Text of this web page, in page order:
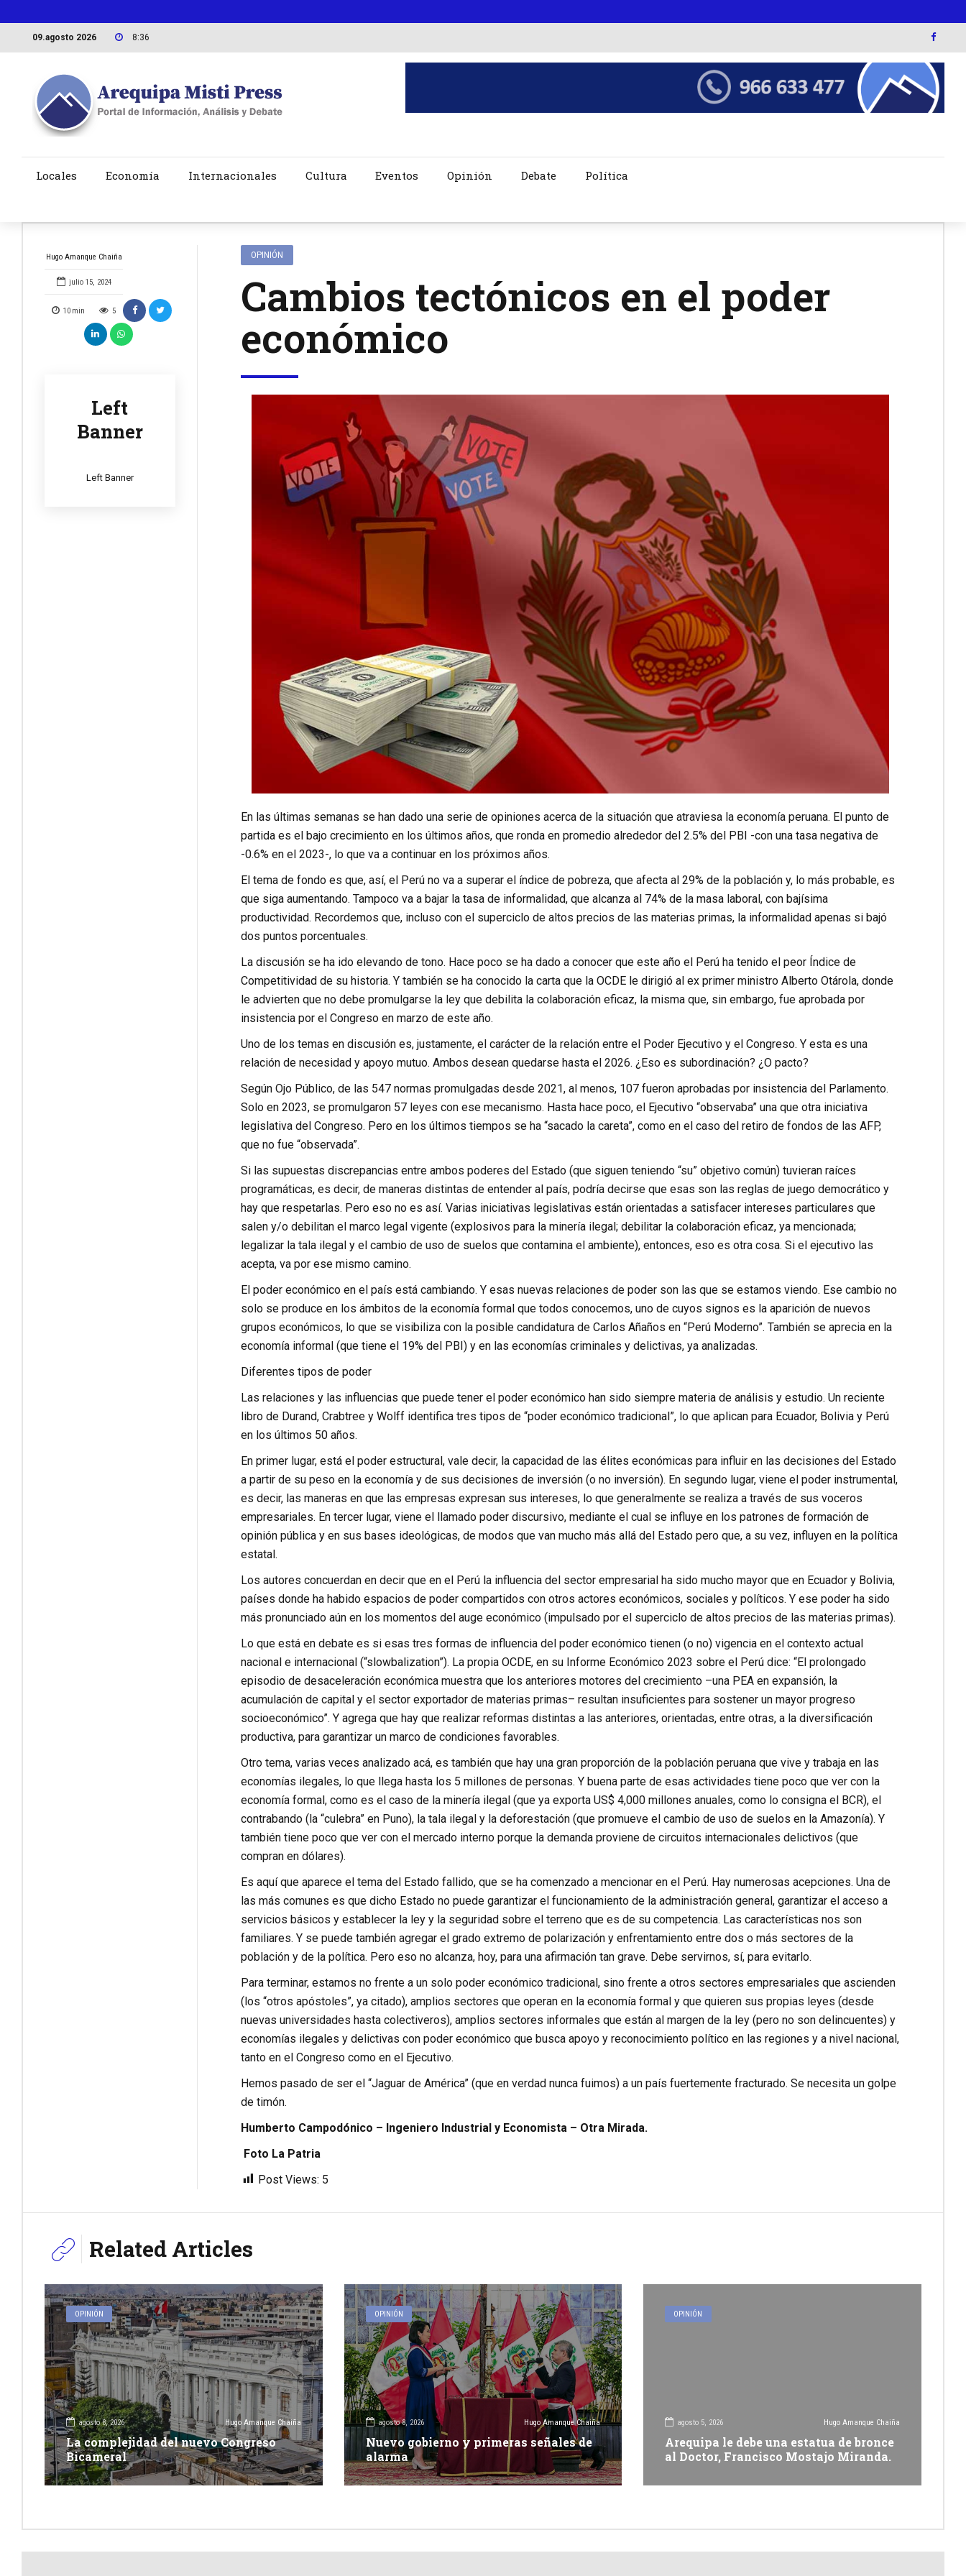
09.agosto 2026 8:36
Locales Economía Internacionales Cultura Eventos Opinión Debate Política
Hugo Amanque Chaiña
julio 15, 2024
10 min 5
Left
Banner
Left Banner
OPINIÓN
Cambios tectónicos en el poder
económico
En las últimas semanas se han dado una serie de opiniones acerca de la situación que atraviesa la economía peruana. El punto de
partida es el bajo crecimiento en los últimos años, que ronda en promedio alrededor del 2.5% del PBI -con una tasa negativa de
-0.6% en el 2023-, lo que va a continuar en los próximos años.
El tema de fondo es que, así, el Perú no va a superar el índice de pobreza, que afecta al 29% de la población y, lo más probable, es
que siga aumentando. Tampoco va a bajar la tasa de informalidad, que alcanza al 74% de la masa laboral, con bajísima
productividad. Recordemos que, incluso con el superciclo de altos precios de las materias primas, la informalidad apenas si bajó
dos puntos porcentuales.
La discusión se ha ido elevando de tono. Hace poco se ha dado a conocer que este año el Perú ha tenido el peor Índice de
Competitividad de su historia. Y también se ha conocido la carta que la OCDE le dirigió al ex primer ministro Alberto Otárola, donde
le advierten que no debe promulgarse la ley que debilita la colaboración eficaz, la misma que, sin embargo, fue aprobada por
insistencia por el Congreso en marzo de este año.
Uno de los temas en discusión es, justamente, el carácter de la relación entre el Poder Ejecutivo y el Congreso. Y esta es una
relación de necesidad y apoyo mutuo. Ambos desean quedarse hasta el 2026. ¿Eso es subordinación? ¿O pacto?
Según Ojo Público, de las 547 normas promulgadas desde 2021, al menos, 107 fueron aprobadas por insistencia del Parlamento.
Solo en 2023, se promulgaron 57 leyes con ese mecanismo. Hasta hace poco, el Ejecutivo “observaba” una que otra iniciativa
legislativa del Congreso. Pero en los últimos tiempos se ha “sacado la careta”, como en el caso del retiro de fondos de las AFP,
que no fue “observada”.
Si las supuestas discrepancias entre ambos poderes del Estado (que siguen teniendo “su” objetivo común) tuvieran raíces
programáticas, es decir, de maneras distintas de entender al país, podría decirse que esas son las reglas de juego democrático y
hay que respetarlas. Pero eso no es así. Varias iniciativas legislativas están orientadas a satisfacer intereses particulares que
salen y/o debilitan el marco legal vigente (explosivos para la minería ilegal; debilitar la colaboración eficaz, ya mencionada;
legalizar la tala ilegal y el cambio de uso de suelos que contamina el ambiente), entonces, eso es otra cosa. Si el ejecutivo las
acepta, va por ese mismo camino.
El poder económico en el país está cambiando. Y esas nuevas relaciones de poder son las que se estamos viendo. Ese cambio no
solo se produce en los ámbitos de la economía formal que todos conocemos, uno de cuyos signos es la aparición de nuevos
grupos económicos, lo que se visibiliza con la posible candidatura de Carlos Añaños en “Perú Moderno”. También se aprecia en la
economía informal (que tiene el 19% del PBI) y en las economías criminales y delictivas, ya analizadas.
Diferentes tipos de poder
Las relaciones y las influencias que puede tener el poder económico han sido siempre materia de análisis y estudio. Un reciente
libro de Durand, Crabtree y Wolff identifica tres tipos de “poder económico tradicional”, lo que aplican para Ecuador, Bolivia y Perú
en los últimos 50 años.
En primer lugar, está el poder estructural, vale decir, la capacidad de las élites económicas para influir en las decisiones del Estado
a partir de su peso en la economía y de sus decisiones de inversión (o no inversión). En segundo lugar, viene el poder instrumental,
es decir, las maneras en que las empresas expresan sus intereses, lo que generalmente se realiza a través de sus voceros
empresariales. En tercer lugar, viene el llamado poder discursivo, mediante el cual se influye en los patrones de formación de
opinión pública y en sus bases ideológicas, de modos que van mucho más allá del Estado pero que, a su vez, influyen en la política
estatal.
Los autores concuerdan en decir que en el Perú la influencia del sector empresarial ha sido mucho mayor que en Ecuador y Bolivia,
países donde ha habido espacios de poder compartidos con otros actores económicos, sociales y políticos. Y ese poder ha sido
más pronunciado aún en los momentos del auge económico (impulsado por el superciclo de altos precios de las materias primas).
Lo que está en debate es si esas tres formas de influencia del poder económico tienen (o no) vigencia en el contexto actual
nacional e internacional (“slowbalization”). La propia OCDE, en su Informe Económico 2023 sobre el Perú dice: “El prolongado
episodio de desaceleración económica muestra que los anteriores motores del crecimiento –una PEA en expansión, la
acumulación de capital y el sector exportador de materias primas– resultan insuficientes para sostener un mayor progreso
socioeconómico”. Y agrega que hay que realizar reformas distintas a las anteriores, orientadas, entre otras, a la diversificación
productiva, para garantizar un marco de condiciones favorables.
Otro tema, varias veces analizado acá, es también que hay una gran proporción de la población peruana que vive y trabaja en las
economías ilegales, lo que llega hasta los 5 millones de personas. Y buena parte de esas actividades tiene poco que ver con la
economía formal, como es el caso de la minería ilegal (que ya exporta US$ 4,000 millones anuales, como lo consigna el BCR), el
contrabando (la “culebra” en Puno), la tala ilegal y la deforestación (que promueve el cambio de uso de suelos en la Amazonía). Y
también tiene poco que ver con el mercado interno porque la demanda proviene de circuitos internacionales delictivos (que
compran en dólares).
Es aquí que aparece el tema del Estado fallido, que se ha comenzado a mencionar en el Perú. Hay numerosas acepciones. Una de
las más comunes es que dicho Estado no puede garantizar el funcionamiento de la administración general, garantizar el acceso a
servicios básicos y establecer la ley y la seguridad sobre el terreno que es de su competencia. Las características nos son
familiares. Y se puede también agregar el grado extremo de polarización y enfrentamiento entre dos o más sectores de la
población y de la política. Pero eso no alcanza, hoy, para una afirmación tan grave. Debe servirnos, sí, para evitarlo.
Para terminar, estamos no frente a un solo poder económico tradicional, sino frente a otros sectores empresariales que ascienden
(los “otros apóstoles”, ya citado), amplios sectores que operan en la economía formal y que quieren sus propias leyes (desde
nuevas universidades hasta colectiveros), amplios sectores informales que están al margen de la ley (pero no son delincuentes) y
economías ilegales y delictivas con poder económico que busca apoyo y reconocimiento político en las regiones y a nivel nacional,
tanto en el Congreso como en el Ejecutivo.
Hemos pasado de ser el “Jaguar de América” (que en verdad nunca fuimos) a un país fuertemente fracturado. Se necesita un golpe
de timón.
Humberto Campodónico – Ingeniero Industrial y Economista – Otra Mirada.
Foto La Patria
Post Views: 5
Related Articles
OPINIÓN
agosto 8, 2026 Hugo Amanque Chaiña
La complejidad del nuevo Congreso
Bicameral
OPINIÓN
agosto 8, 2026 Hugo Amanque Chaiña
Nuevo gobierno y primeras señales de
alarma
OPINIÓN
agosto 5, 2026 Hugo Amanque Chaiña
Arequipa le debe una estatua de bronce
al Doctor, Francisco Mostajo Miranda.